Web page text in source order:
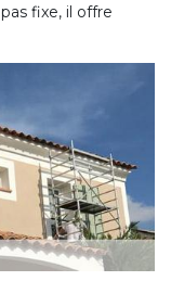
fixe, il offre